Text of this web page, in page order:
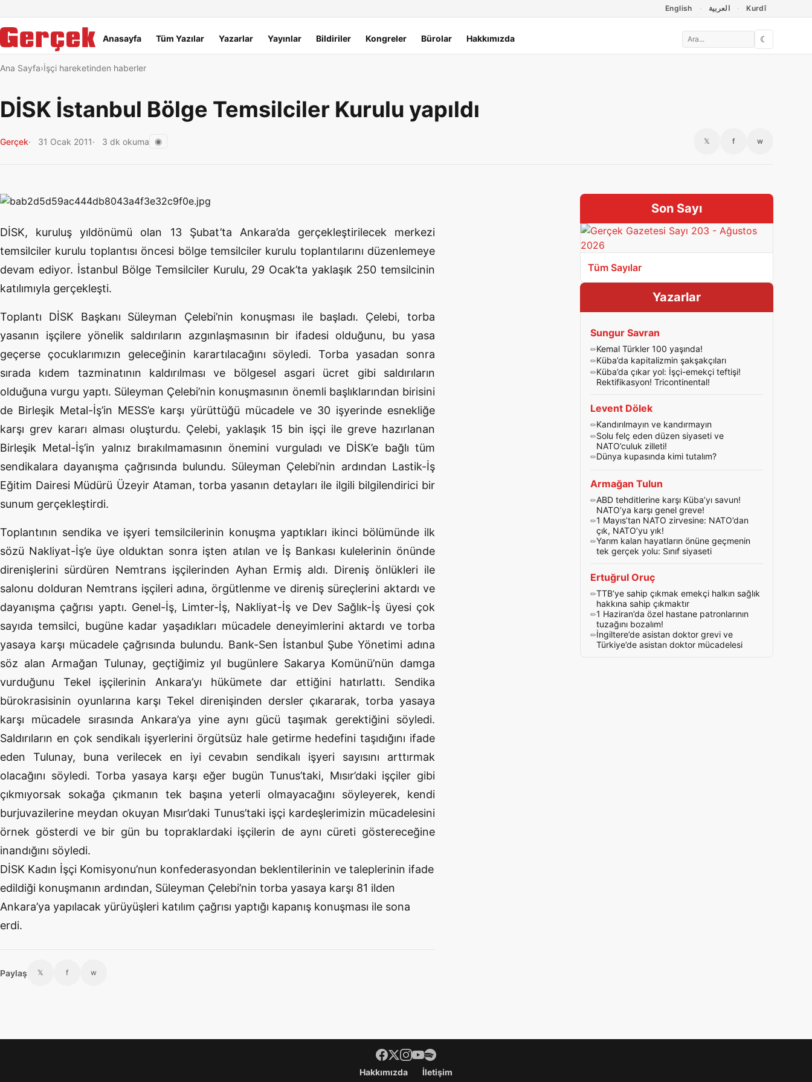
English العربية Kurdî
Ana menü
Anasayfa Tüm Yazılar Yazarlar Yayınlar Bildiriler Kongreler Bürolar Hakkımızda ☾
Ana Sayfa İşçi hareketinden haberler
DİSK İstanbul Bölge Temsilciler Kurulu yapıldı
Gerçek 31 Ocak 2011 3 dk okuma ◉ 𝕏 f w
DİSK, kuruluş yıldönümü olan 13 Şubat’ta Ankara’da gerçekleştirilecek merkezi
temsilciler kurulu toplantısı öncesi bölge temsilciler kurulu toplantılarını düzenlemeye
devam ediyor. İstanbul Bölge Temsilciler Kurulu, 29 Ocak’ta yaklaşık 250 temsilcinin
katılımıyla gerçekleşti.
Toplantı DİSK Başkanı Süleyman Çelebi’nin konuşması ile başladı. Çelebi, torba
yasanın işçilere yönelik saldırıların azgınlaşmasının bir ifadesi olduğunu, bu yasa
geçerse çocuklarımızın geleceğinin karartılacağını söyledi. Torba yasadan sonra
sırada kıdem tazminatının kaldırılması ve bölgesel asgari ücret gibi saldırıların
olduğuna vurgu yaptı. Süleyman Çelebi’nin konuşmasının önemli başlıklarından birisini
de Birleşik Metal-İş’in MESS’e karşı yürüttüğü mücadele ve 30 işyerinde esnekliğe
karşı grev kararı alması oluşturdu. Çelebi, yaklaşık 15 bin işçi ile greve hazırlanan
Birleşik Metal-İş’in yalnız bırakılmamasının önemini vurguladı ve DİSK’e bağlı tüm
sendikalara dayanışma çağrısında bulundu. Süleyman Çelebi’nin ardından Lastik-İş
Eğitim Dairesi Müdürü Üzeyir Ataman, torba yasanın detayları ile ilgili bilgilendirici bir
sunum gerçekleştirdi.
Toplantının sendika ve işyeri temsilcilerinin konuşma yaptıkları ikinci bölümünde ilk
sözü Nakliyat-İş’e üye olduktan sonra işten atılan ve İş Bankası kulelerinin önünde
direnişlerini sürdüren Nemtrans işçilerinden Ayhan Ermiş aldı. Direniş önlükleri ile
salonu dolduran Nemtrans işçileri adına, örgütlenme ve direniş süreçlerini aktardı ve
dayanışma çağrısı yaptı. Genel-İş, Limter-İş, Nakliyat-İş ve Dev Sağlık-İş üyesi çok
sayıda temsilci, bugüne kadar yaşadıkları mücadele deneyimlerini aktardı ve torba
yasaya karşı mücadele çağrısında bulundu. Bank-Sen İstanbul Şube Yönetimi adına
söz alan Armağan Tulunay, geçtiğimiz yıl bugünlere Sakarya Komünü’nün damga
vurduğunu Tekel işçilerinin Ankara’yı hükümete dar ettiğini hatırlattı. Sendika
bürokrasisinin oyunlarına karşı Tekel direnişinden dersler çıkararak, torba yasaya
karşı mücadele sırasında Ankara’ya yine aynı gücü taşımak gerektiğini söyledi.
Saldırıların en çok sendikalı işyerlerini örgütsüz hale getirme hedefini taşıdığını ifade
eden Tulunay, buna verilecek en iyi cevabın sendikalı işyeri sayısını arttırmak
olacağını söyledi. Torba yasaya karşı eğer bugün Tunus’taki, Mısır’daki işçiler gibi
çıkmıyorsak sokağa çıkmanın tek başına yeterli olmayacağını söyleyerek, kendi
burjuvazilerine meydan okuyan Mısır’daki Tunus’taki işçi kardeşlerimizin mücadelesini
örnek gösterdi ve bir gün bu topraklardaki işçilerin de aynı cüreti göstereceğine
inandığını söyledi.
DİSK Kadın İşçi Komisyonu’nun konfederasyondan beklentilerinin ve taleplerinin ifade
edildiği konuşmanın ardından, Süleyman Çelebi’nin torba yasaya karşı 81 ilden
Ankara’ya yapılacak yürüyüşleri katılım çağrısı yaptığı kapanış konuşması ile sona
erdi.
Paylaş 𝕏 f w
Son Sayı
Tüm Sayılar
Yazarlar
Sungur Savran
Kemal Türkler 100 yaşında!
Küba’da kapitalizmin şakşakçıları
Küba’da çıkar yol: İşçi-emekçi teftişi!
Rektifikasyon! Tricontinental!
Levent Dölek
Kandırılmayın ve kandırmayın
Solu felç eden düzen siyaseti ve
NATO’culuk zilleti!
Dünya kupasında kimi tutalım?
Armağan Tulun
ABD tehditlerine karşı Küba’yı savun!
NATO’ya karşı genel greve!
1 Mayıs’tan NATO zirvesine: NATO’dan
çık, NATO’yu yık!
Yarım kalan hayatların önüne geçmenin
tek gerçek yolu: Sınıf siyaseti
Ertuğrul Oruç
TTB’ye sahip çıkmak emekçi halkın sağlık
hakkına sahip çıkmaktır
1 Haziran’da özel hastane patronlarının
tuzağını bozalım!
İngiltere’de asistan doktor grevi ve
Türkiye’de asistan doktor mücadelesi
Hakkımızda İletişim